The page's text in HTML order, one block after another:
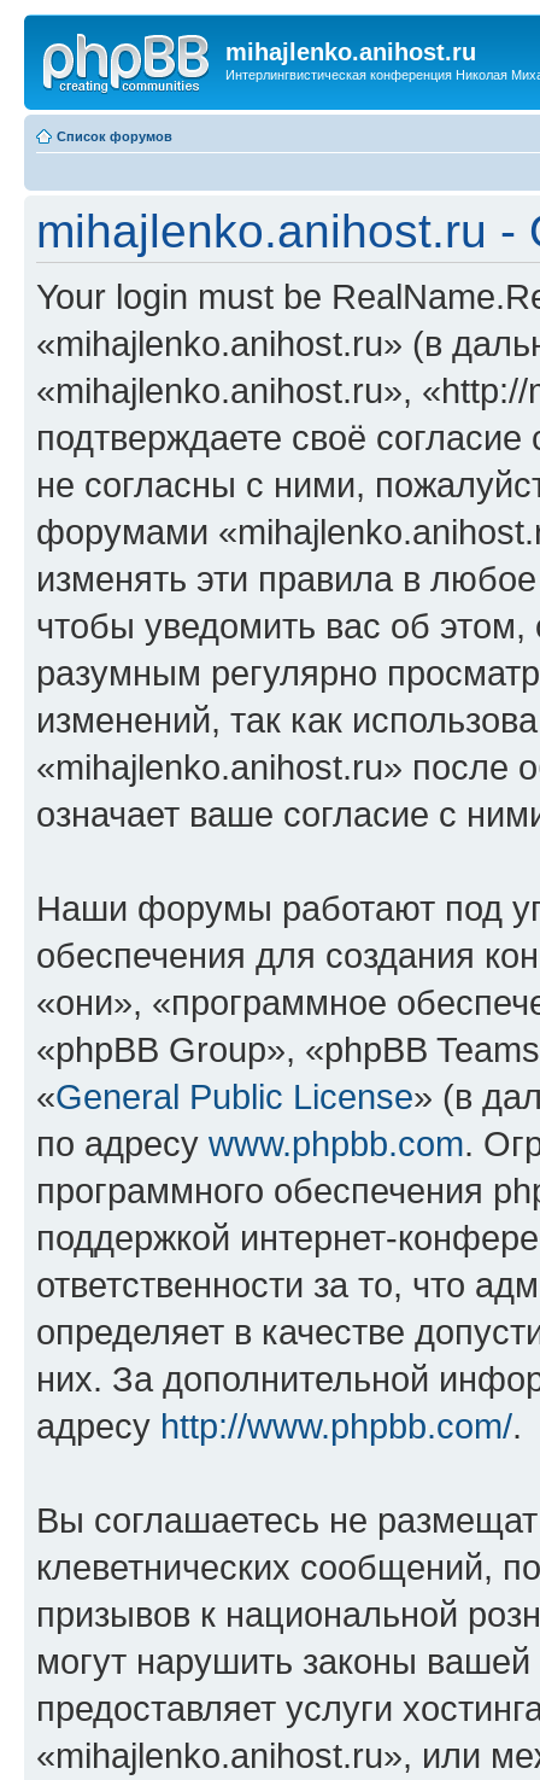
mihajlenko.anihost.ru
Интерлингвистическая конференция Николая
Список форумов
mihajlenko.anihost.ru
Your login must be
«mihajlenko.anihost.ru» (в
«mihajlenko.anihost.ru»,
подтверждаете своё
не согласны с ними,
форумами
изменять эти правила в
чтобы уведомить вас об
разумным регулярно
изменений, так как
«mihajlenko.anihost.ru» после
означает ваше согласие с
Наши форумы работают под
обеспечения для создания
«они», «программное
«phpBB Group», «phpBB
«General Public License» (в
по адресу www.phpbb.com.
программного обеспечения
поддержкой интернет-
ответственности за то, что
определяет в качестве
них. За дополнительной
адресу http://www.phpbb.com/.
Вы соглашаетесь не
клеветнических сообщений,
призывов к национальной
могут нарушить законы
предоставляет услуги
«mihajlenko.anihost.ru», или